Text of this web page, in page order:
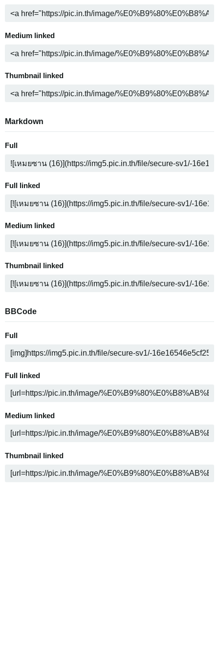
Medium linked
Thumbnail linked
Markdown
Full
Full linked
Medium linked
Thumbnail linked
BBCode
Full
Full linked
Medium linked
Thumbnail linked